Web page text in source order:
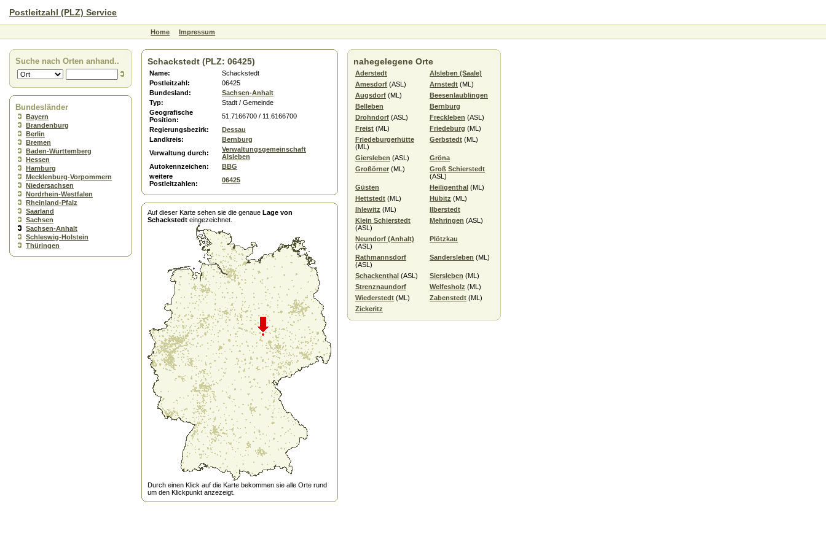
Postleitzahl (PLZ) Service
Home Impressum
Suche nach Orten anhand..
Bundesländer
Bayern
Brandenburg
Berlin
Bremen
Baden-Württemberg
Hessen
Hamburg
Mecklenburg-Vorpommern
Niedersachsen
Nordrhein-Westfalen
Rheinland-Pfalz
Saarland
Sachsen
Sachsen-Anhalt
Schleswig-Holstein
Thüringen
Schackstedt (PLZ: 06425)
Name:
Schackstedt
Postleitzahl:
06425
Bundesland:
Sachsen-Anhalt
Typ:
Stadt / Gemeinde
Geografische
Position:
51.7166700 / 11.6166700
Regierungsbezirk:
Dessau
Landkreis:
Bernburg
Verwaltung durch:
Verwaltungsgemeinschaft
Alsleben
Autokennzeichen:
BBG
weitere
Postleitzahlen:
06425
Auf dieser Karte sehen sie die genaue Lage von
Schackstedt eingezeichnet.
Durch einen Klick auf die Karte bekommen sie alle Orte rund
um den Klickpunkt anzezeigt.
nahegelegene Orte
Aderstedt
Alsleben (Saale)
Amesdorf (ASL) Arnstedt (ML)
Augsdorf (ML)
Beesenlaublingen
Belleben
Bernburg
Drohndorf (ASL) Freckleben (ASL)
Freist (ML) Friedeburg (ML)
Friedeburgerhütte
(ML)
Gerbstedt (ML)
Giersleben (ASL)
Gröna
Großörner (ML)
Groß Schierstedt
(ASL)
Güsten
Heiligenthal (ML)
Hettstedt (ML) Hübitz (ML)
Ihlewitz (ML)
Ilberstedt
Klein Schierstedt
(ASL)
Mehringen (ASL)
Neundorf (Anhalt)
(ASL)
Plötzkau
Rathmannsdorf
(ASL)
Sandersleben (ML)
Schackenthal (ASL) Siersleben (ML)
Strenznaundorf
Welfesholz (ML)
Wiederstedt (ML) Zabenstedt (ML)
Zickeritz